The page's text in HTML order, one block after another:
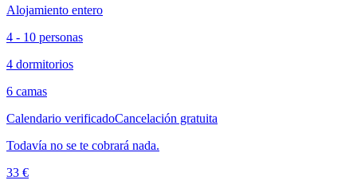
Alojamiento entero
4 - 10 personas
4 dormitorios
6 camas
Calendario verificadoCancelación gratuita
Todavía no se te cobrará nada.
33 €